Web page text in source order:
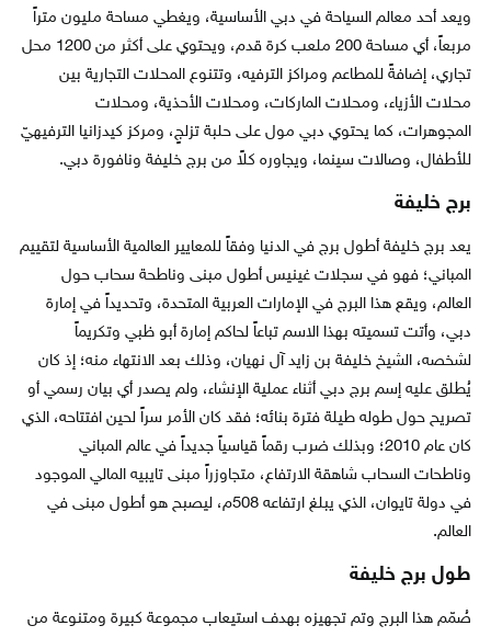
ويعد أحد معالم السياحة في دبي الأساسية، ويغطي مساحة مليون متراً
مربعاً، أي مساحة 200 ملعب كرة قدم، ويحتوي على أكثر من 1200 محل
تجاري، إضافةً للمطاعم ومراكز الترفيه، وتتنوع المحلات التجارية بين
محلات الأزياء، ومحلات الماركات، ومحلات الأحذية، ومحلات
المجوهرات، كما يحتوي دبي مول على حلبة تزلجٍ، ومركز كيدزانيا الترفيهيّ
للأطفال، وصالات سينما، ويجاوره كلاً من برج خليفة ونافورة دبي.
برج خليفة
يعد برج خليفة أطول برج في الدنيا وفقاً للمعايير العالمية الأساسية لتقييم
المباني؛ فهو في سجلات غينيس أطول مبنى وناطحة سحاب حول
العالم، ويقع هذا البرج في الإمارات العربية المتحدة، وتحديداً في إمارة
دبي، وأتت تسميته بهذا الاسم تباعاً لحاكم إمارة أبو ظبي وتكريماً
لشخصه، الشيخ خليفة بن زايد آل نهيان، وذلك بعد الانتهاء منه؛ إذ كان
يُطلق عليه إسم برج دبي أثناء عملية الإنشاء، ولم يصدر أي بيان رسمي أو
تصريح حول طوله طيلة فترة بنائه؛ فقد كان الأمر سراً لحين افتتاحه، الذي
كان عام 2010؛ وبذلك ضرب رقماً قياسياً جديداً في عالم المباني
وناطحات السحاب شاهقة الارتفاع، متجاوزراً مبنى تايبيه المالي الموجود
في دولة تايوان، الذي يبلغ ارتفاعه 508م، ليصبح هو أطول مبنى في
العالم.
طول برج خليفة
صُمّم هذا البرج وتم تجهيزه بهدف استيعاب مجموعة كبيرة ومتنوعة من